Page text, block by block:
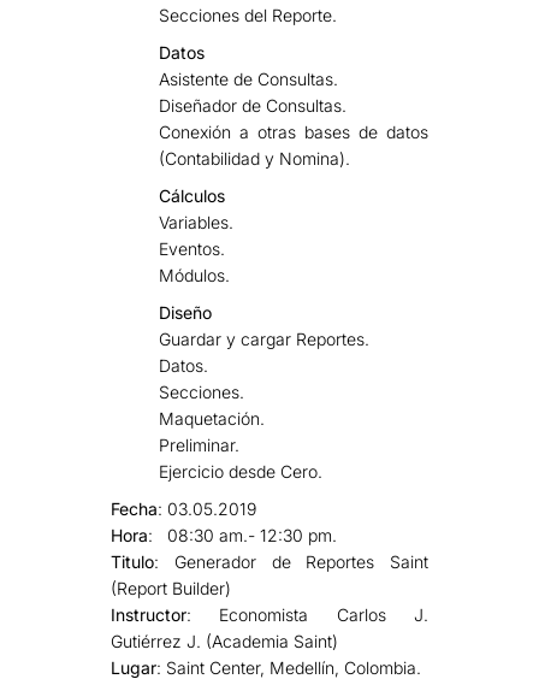
Secciones del Reporte.
Datos
Asistente de Consultas.
Diseñador de Consultas.
Conexión a otras bases de datos
(Contabilidad y Nomina).
Cálculos
Variables.
Eventos.
Módulos.
Diseño
Guardar y cargar Reportes.
Datos.
Secciones.
Maquetación.
Preliminar.
Ejercicio desde Cero.
Fecha: 03.05.2019
Hora: 08:30 am.- 12:30 pm.
Titulo: Generador de Reportes Saint
(Report Builder)
Instructor: Economista Carlos J.
Gutiérrez J. (Academia Saint)
Lugar: Saint Center, Medellín, Colombia.